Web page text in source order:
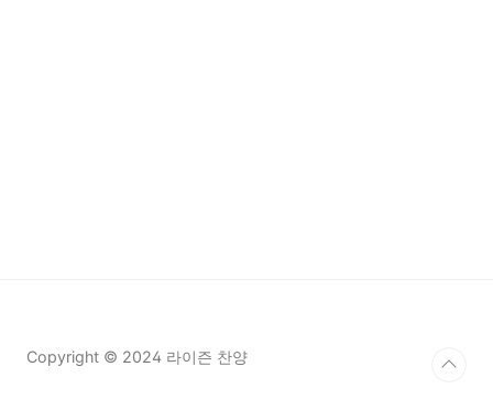
Copyright © 2024 라이즌 찬양